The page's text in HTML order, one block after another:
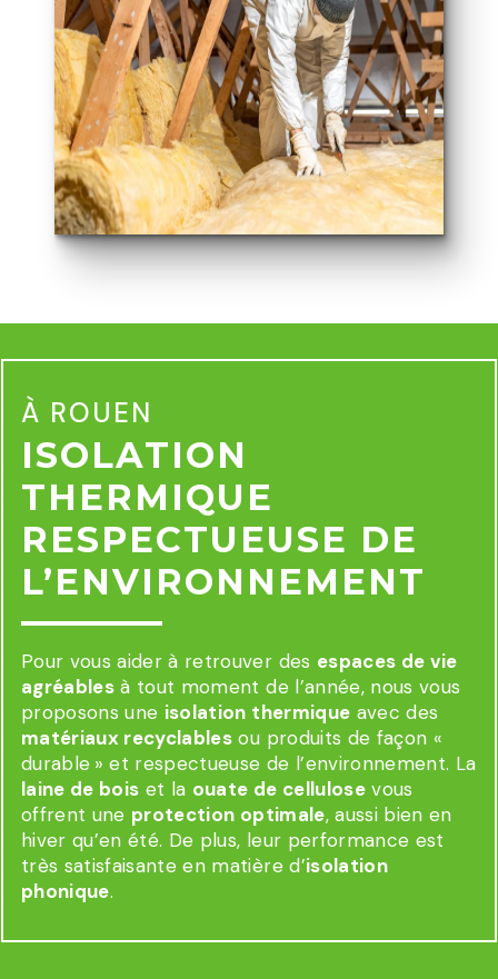
À ROUEN
ISOLATION
THERMIQUE
RESPECTUEUSE DE
L’ENVIRONNEMENT
Pour vous aider à retrouver des espaces de vie
agréables à tout moment de l’année, nous vous
proposons une isolation thermique avec des
matériaux recyclables ou produits de façon «
durable » et respectueuse de l’environnement. La
laine de bois et la ouate de cellulosevous
offrent une protection optimale, aussi bien en
hiver qu’en été. De plus, leur performance est
très satisfaisante en matière d’isolation
phonique.